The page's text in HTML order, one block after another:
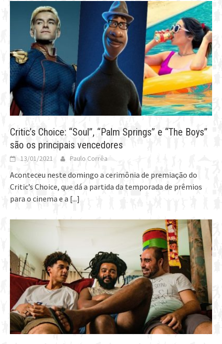
Critic’s Choice: “Soul”, “Palm Springs” e “The Boys”
são os principais vencedores
13/01/2021 Paulo Corrêa
Aconteceu neste domingo a cerimônia de premiação do
Critic’s Choice, que dá a partida da temporada de prêmios
para o cinema e a [...]